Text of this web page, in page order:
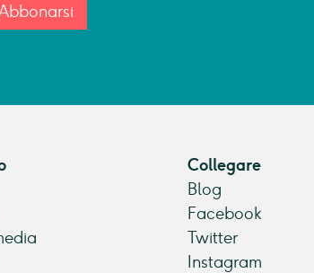
Collegare
Blog
Facebook
Twitter
Instagram